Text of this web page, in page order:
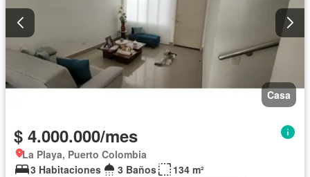
Casa
$ 4.000.000/mes
La Playa, Puerto Colombia
3 Habitaciones
3 Baños
134 m²